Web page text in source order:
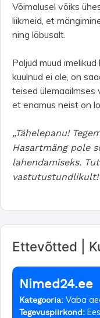
Võimalusel võiks
liikmeid, et
ning lõbusalt.
Paljud muud
kuulnud ei ole, on
teised ülemaailmses
et enamus neist on
„Tähelepanu!
Hasartmäng pole
lahendamiseks.
Ettevõtted |
Nimed24.ee
Kategooria: Vaba
Tegevuspiirkond: